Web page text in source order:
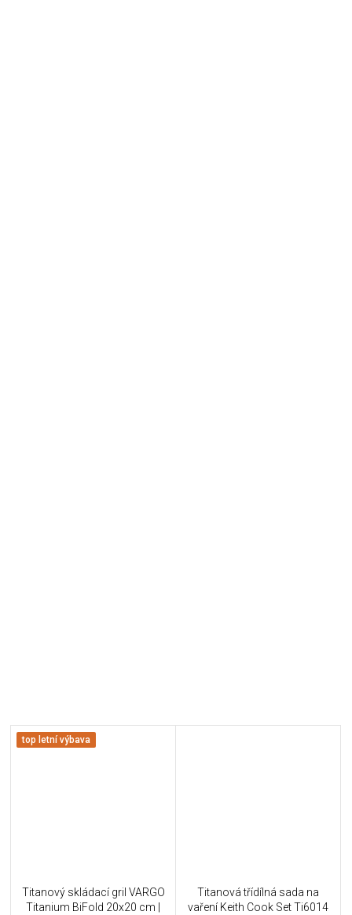
top letní výbava
Titanový skládací gril VARGO
Titanium BiFold 20x20 cm |
Titanová třídílná sada na
vaření Keith Cook Set Ti6014